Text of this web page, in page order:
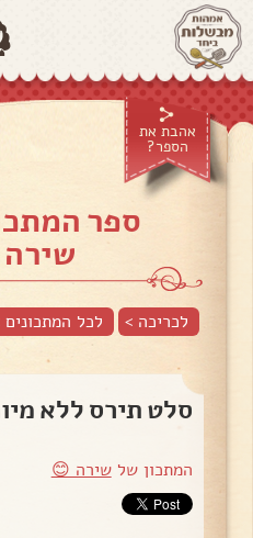
אהבת את
הספר?
ספר
לכריכה > לכל המתכונים
סלט תירס ללא
המתכון שלשירה 😊